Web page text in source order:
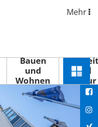
Mehr
Bauen
und
Wohnen
Freizeit
und
Kultur
Menü